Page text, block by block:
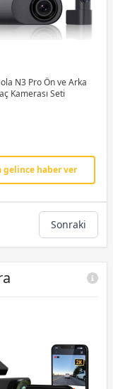
N3 Pro Ön ve Arka
Kamerası Seti
gelince haber ver
Sonraki